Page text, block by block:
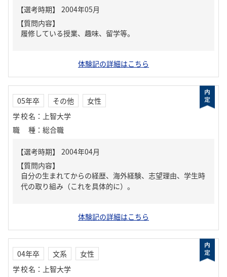
【質問内容】
履修している授業、趣味、留学等。
体験記の詳細はこちら
05年卒 その他
女性
学校名 ： 上智大学
職種 ： 総合職
【質問内容】
自分の生まれてからの経歴、海外経験、志望理由、学生時
代の取り組み（これを具体的に）。
体験記の詳細はこちら
04年卒 文系
女性
学校名 ： 上智大学